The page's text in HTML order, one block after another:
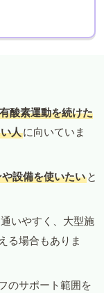
酸素運動を続けた
人に向いていま
設備を使いたい と
いやすく、大型施
る場合もありま
のサポート範囲を